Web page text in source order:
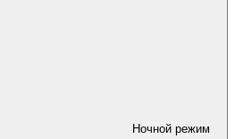
Ночной режим